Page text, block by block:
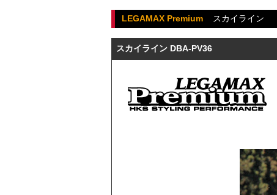
LEGAMAX Premium スカイライン
スカイライン DBA-PV36